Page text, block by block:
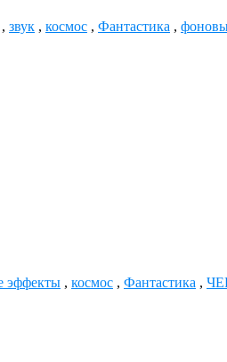
, звук , космос , Фантастика ,
эффекты , космос , Фантастика ,